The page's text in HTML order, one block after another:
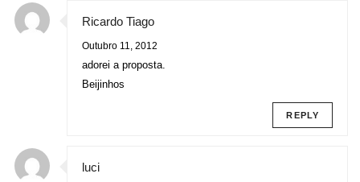
Ricardo Tiago
Outubro 11, 2012
adorei a proposta.
Beijinhos
REPLY
luci